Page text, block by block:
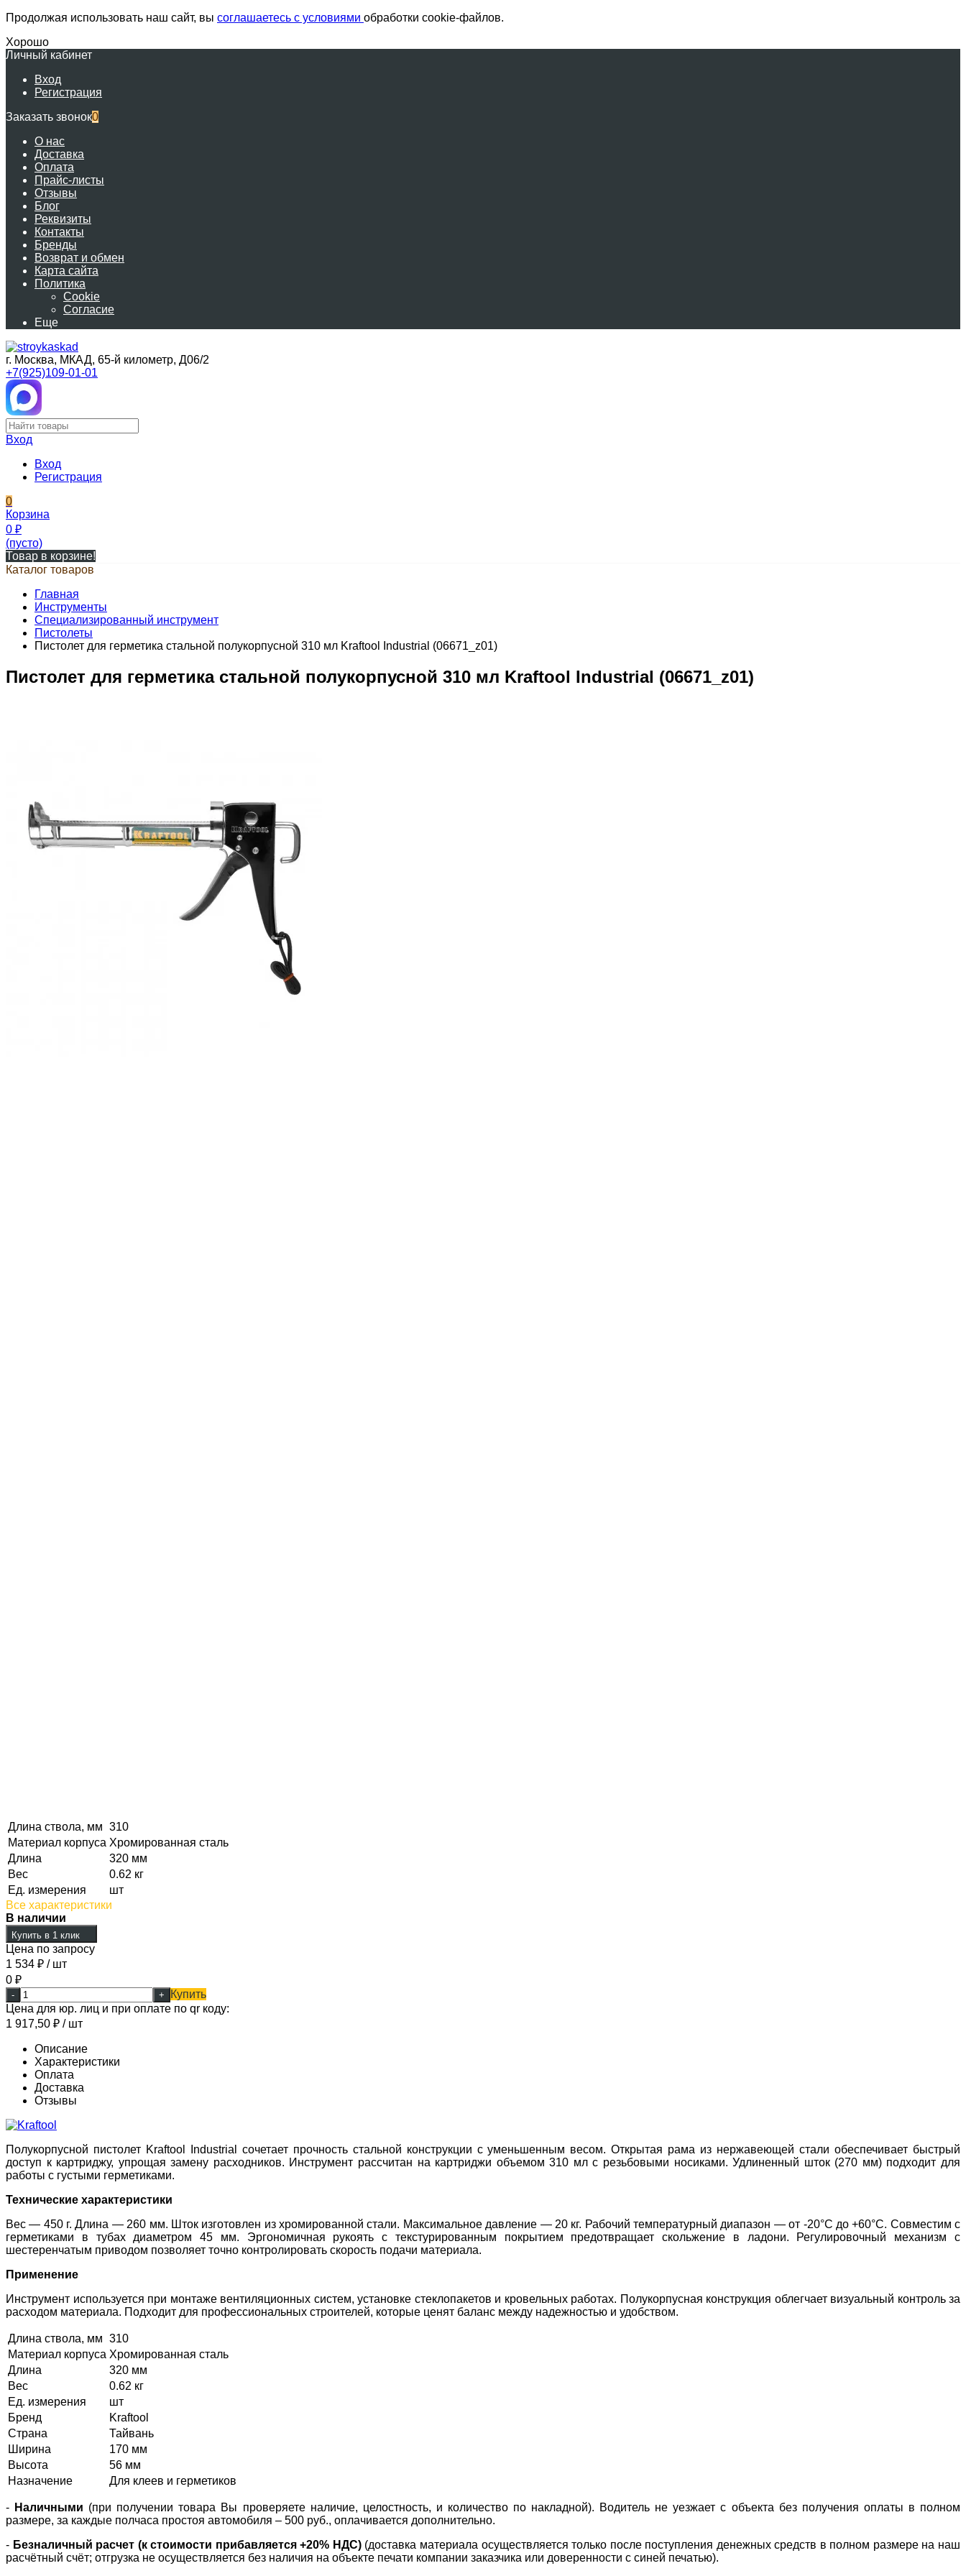
Продолжая использовать наш сайт, вы соглашаетесь с условиями обработки cookie-файлов.
Хорошо
Личный кабинет
Вход
Регистрация
Заказать звонок0
О нас
Доставка
Оплата
Прайс-листы
Отзывы
Блог
Реквизиты
Контакты
Бренды
Возврат и обмен
Карта сайта
Политика
Cookie
Согласие
Еще
г. Москва, МКАД, 65-й километр, Д06/2
+7(925)109-01-01
Вход
Вход
Регистрация
0
Корзина
0 ₽
(пусто)
Товар в корзине!
Каталог товаров
Главная
Инструменты
Специализированный инструмент
Пистолеты
Пистолет для герметика стальной полукорпусной 310 мл Kraftool Industrial (06671_z01)
Пистолет для герметика стальной полукорпусной 310 мл Kraftool Industrial (06671_z01)
Длина ствола, мм 310
Материал корпуса Хромированная сталь
Длина
320 мм
Вес
0.62 кг
Ед. измерения
шт
Все характеристики
В наличии
Купить в 1 клик
Цена по запросу
1 534 ₽ / шт
0 ₽
- +
Купить
Цена для юр. лиц и при оплате по qr коду:
1 917,50 ₽ / шт
Описание
Характеристики
Оплата
Доставка
Отзывы
Полукорпусной пистолет Kraftool Industrial сочетает прочность стальной конструкции с уменьшенным весом. Открытая рама из нержавеющей стали обеспечивает быстрый
доступ к картриджу, упрощая замену расходников. Инструмент рассчитан на картриджи объемом 310 мл с резьбовыми носиками. Удлиненный шток (270 мм) подходит для
работы с густыми герметиками.
Технические характеристики
Вес — 450 г. Длина — 260 мм. Шток изготовлен из хромированной стали. Максимальное давление — 20 кг. Рабочий температурный диапазон — от -20°C до +60°C. Совместим с
герметиками в тубах диаметром 45 мм. Эргономичная рукоять с текстурированным покрытием предотвращает скольжение в ладони. Регулировочный механизм с
шестеренчатым приводом позволяет точно контролировать скорость подачи материала.
Применение
Инструмент используется при монтаже вентиляционных систем, установке стеклопакетов и кровельных работах. Полукорпусная конструкция облегчает визуальный контроль за
расходом материала. Подходит для профессиональных строителей, которые ценят баланс между надежностью и удобством.
Длина ствола, мм 310
Материал корпуса Хромированная сталь
Длина
320 мм
Вес
0.62 кг
Ед. измерения
шт
Бренд
Kraftool
Страна
Тайвань
Ширина
170 мм
Высота
56 мм
Назначение
Для клеев и герметиков
- Наличными (при получении товара Вы проверяете наличие, целостность, и количество по накладной). Водитель не уезжает с объекта без получения оплаты в полном
размере, за каждые полчаса простоя автомобиля – 500 руб., оплачивается дополнительно.
- Безналичный расчет (к стоимости прибавляется +20% НДС) (доставка материала осуществляется только после поступления денежных средств в полном размере на наш
расчётный счёт; отгрузка не осуществляется без наличия на объекте печати компании заказчика или доверенности с синей печатью).